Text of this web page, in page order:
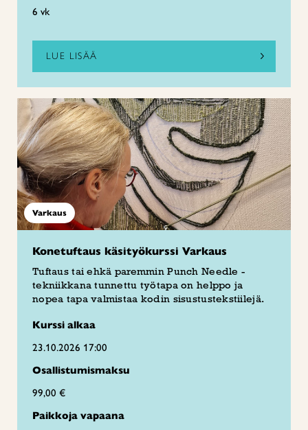
6 vk
LUE LISÄÄ
Varkaus
Konetuftaus käsityökurssi Varkaus
Tuftaus tai ehkä paremmin Punch Needle -
tekniikkana tunnettu työtapa on helppo ja
nopea tapa valmistaa kodin sisustustekstiilejä.
Kurssi alkaa
23.10.2026 17:00
Osallistumismaksu
99,00 €
Paikkoja vapaana